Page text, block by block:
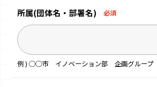
所属(団体名・部署名) 必須
例 ) ◯◯市 イノベーション部 企画グループ